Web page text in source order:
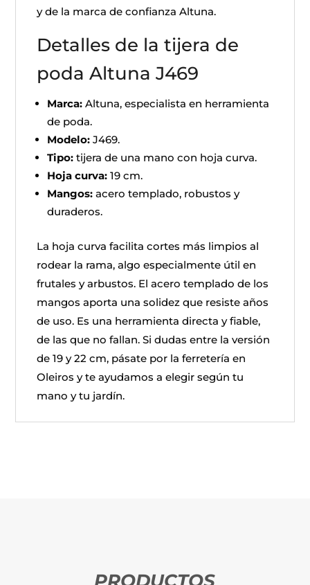
y de la marca de confianza Altuna.
Detalles de la tijera de
poda Altuna J469
Marca: Altuna, especialista en herramienta
de poda.
Modelo: J469.
Tipo: tijera de una mano con hoja curva.
Hoja curva: 19 cm.
Mangos: acero templado, robustos y
duraderos.
La hoja curva facilita cortes más limpios al
rodear la rama, algo especialmente útil en
frutales y arbustos. El acero templado de los
mangos aporta una solidez que resiste años
de uso. Es una herramienta directa y fiable,
de las que no fallan. Si dudas entre la versión
de 19 y 22 cm, pásate por la ferretería en
Oleiros y te ayudamos a elegir según tu
mano y tu jardín.